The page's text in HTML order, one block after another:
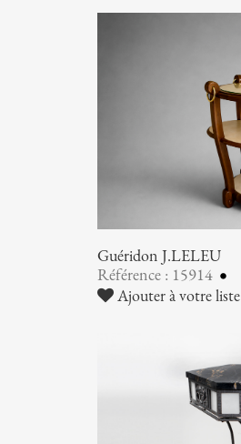
Guéridon J.LELEU
Référence : 15914
Ajouter à votre liste